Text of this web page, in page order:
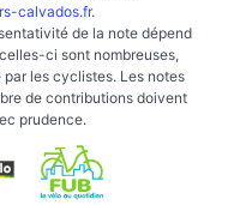
calvados.fr.
de la note dépend
ci sont nombreuses,
les cyclistes. Les notes
de contributions doivent
prudence.